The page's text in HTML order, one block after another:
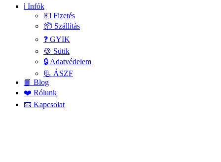
ℹ️ Infók
💵 Fizetés
📦 Szállítás
❓ GYIK
🍪 Sütik
🔒 Adatvédelem
📃 ÁSZF
📙 Blog
❤️ Rólunk
📧 Kapcsolat